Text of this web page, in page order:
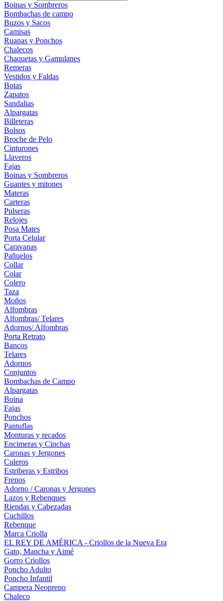
Boinas y Sombreros
Bombachas de campo
Buzos y Sacos
Camisas
Ruanas y Ponchos
Chalecos
Chaquetas y Gamulanes
Remeras
Vestidos y Faldas
Botas
Zapatos
Sandalias
Alpargatas
Billeteras
Bolsos
Broche de Pelo
Cinturones
Llaveros
Fajas
Boinas y Sombreros
Guantes y mitones
Materas
Carteras
Pulseras
Relojes
Posa Mates
Porta Celular
Caravanas
Pañuelos
Collar
Colar
Colero
Taza
Moños
Alfombras
Alfombras/ Telares
Adornos/ Alfombras
Porta Retrato
Bancos
Telares
Adornos
Conjuntos
Bombachas de Campo
Alpargatas
Boina
Fajas
Ponchos
Pantuflas
Monturas y recados
Encimeras y Cinchas
Caronas y Jergones
Culeros
Estriberas y Estribos
Frenos
Adorno / Caronas y Jergones
Lazos y Rebenques
Riendas y Cabezadas
Cuchillos
Rebenque
Marca Criolla
EL REY DE AMÉRICA - Criollos de la Nueva Era
Gato, Mancha y Aimé
Gorro Criollos
Poncho Adulto
Poncho Infantil
Campera Neopreno
Chaleco